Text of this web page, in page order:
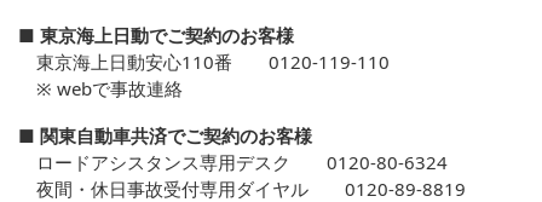
■ 東京海上日動でご契約のお客様
東京海上日動安心110番 0120-119-110
※ webで事故連絡
■ 関東自動車共済でご契約のお客様
ロードアシスタンス専用デスク 0120-80-6324
夜間・休日事故受付専用ダイヤル 0120-89-8819